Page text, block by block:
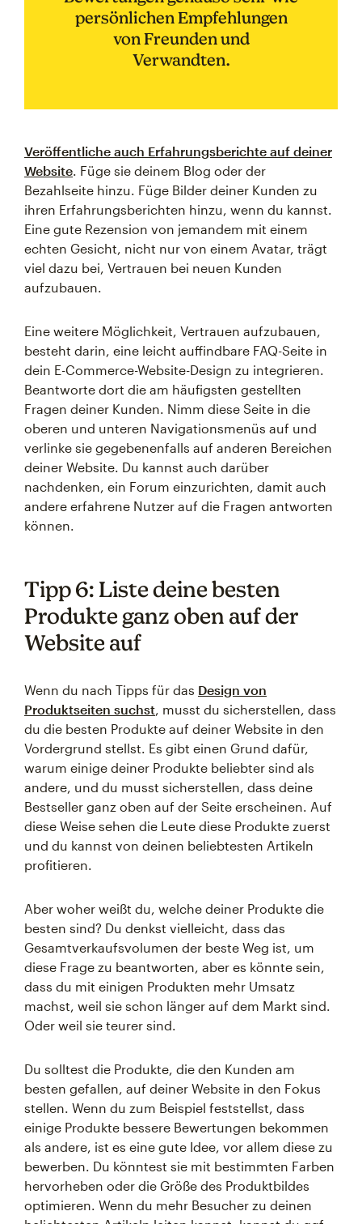
persönlichen Empfehlungen
von Freunden und
Verwandten.
Veröffentliche auch Erfahrungsberichte auf deiner
Website. Füge sie deinem Blog oder der
Bezahlseite hinzu. Füge Bilder deiner Kunden zu
ihren Erfahrungsberichten hinzu, wenn du kannst.
Eine gute Rezension von jemandem mit einem
echten Gesicht, nicht nur von einem Avatar, trägt
viel dazu bei, Vertrauen bei neuen Kunden
aufzubauen.
Eine weitere Möglichkeit, Vertrauen aufzubauen,
besteht darin, eine leicht auffindbare FAQ-Seite in
dein E-Commerce-Website-Design zu integrieren.
Beantworte dort die am häufigsten gestellten
Fragen deiner Kunden. Nimm diese Seite in die
oberen und unteren Navigationsmenüs auf und
verlinke sie gegebenenfalls auf anderen Bereichen
deiner Website. Du kannst auch darüber
nachdenken, ein Forum einzurichten, damit auch
andere erfahrene Nutzer auf die Fragen antworten
können.
Tipp 6: Liste deine besten
Produkte ganz oben auf der
Website auf
Wenn du nach Tipps für das Design von
Produktseiten suchst, musst du sicherstellen, dass
du die besten Produkte auf deiner Website in den
Vordergrund stellst. Es gibt einen Grund dafür,
warum einige deiner Produkte beliebter sind als
andere, und du musst sicherstellen, dass deine
Bestseller ganz oben auf der Seite erscheinen. Auf
diese Weise sehen die Leute diese Produkte zuerst
und du kannst von deinen beliebtesten Artikeln
profitieren.
Aber woher weißt du, welche deiner Produkte die
besten sind? Du denkst vielleicht, dass das
Gesamtverkaufsvolumen der beste Weg ist, um
diese Frage zu beantworten, aber es könnte sein,
dass du mit einigen Produkten mehr Umsatz
machst, weil sie schon länger auf dem Markt sind.
Oder weil sie teurer sind.
Du solltest die Produkte, die den Kunden am
besten gefallen, auf deiner Website in den Fokus
stellen. Wenn du zum Beispiel feststellst, dass
einige Produkte bessere Bewertungen bekommen
als andere, ist es eine gute Idee, vor allem diese zu
bewerben. Du könntest sie mit bestimmten Farben
hervorheben oder die Größe des Produktbildes
optimieren. Wenn du mehr Besucher zu deinen